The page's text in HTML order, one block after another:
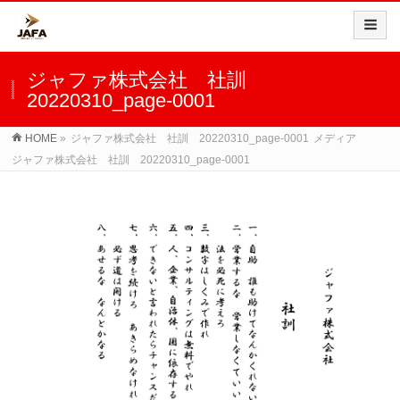
ジャファ株式会社 社訓
20220310_page-0001
HOME » ジャファ株式会社 社訓 20220310_page-0001 メディア
ジャファ株式会社 社訓 20220310_page-0001